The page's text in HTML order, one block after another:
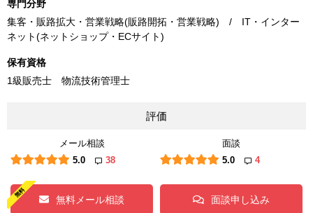
専門分野
集客・販路拡大・営業戦略(販路開拓・営業戦略) / IT・インター
ネット(ネットショップ・ECサイト)
保有資格
1級販売士 物流技術管理士
評価
メール相談
5.0
38
面談
5.0
4
無料メール相談 面談申し込み